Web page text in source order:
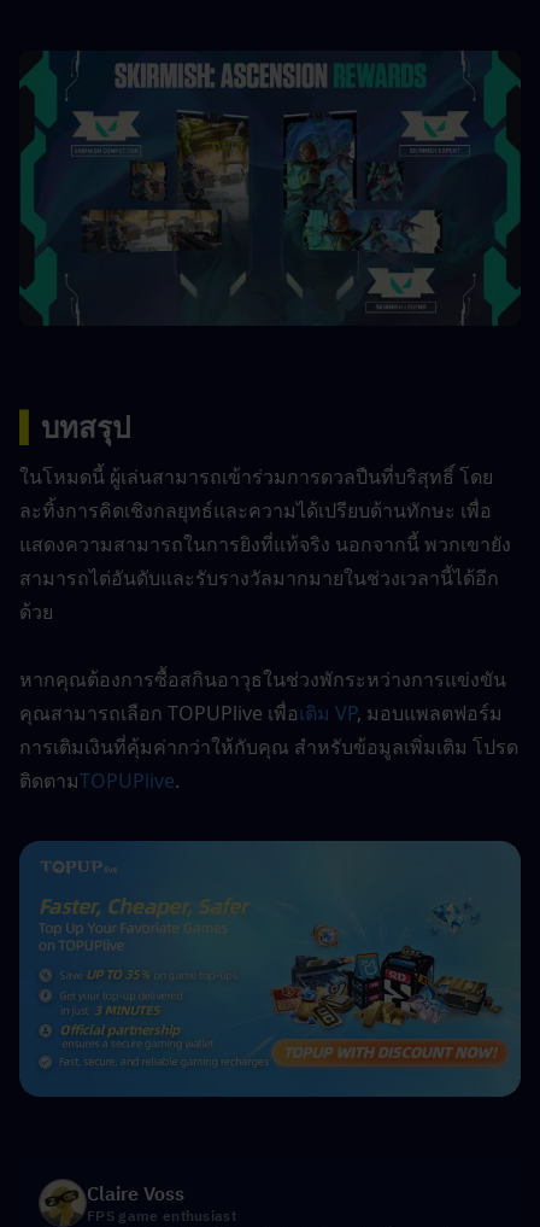
บทสรุป
ในโหมดนี้ ผู้เล่นสามารถเข้าร่วมการดวลปืนที่บริสุทธิ์ โดย
ละทิ้งการคิดเชิงกลยุทธ์และความได้เปรียบด้านทักษะ เพื่อ
แสดงความสามารถในการยิงที่แท้จริง นอกจากนี้ พวกเขายัง
สามารถไต่อันดับและรับรางวัลมากมายในช่วงเวลานี้ได้อีก
ด้วย
หากคุณต้องการซื้อสกินอาวุธในช่วงพักระหว่างการแข่งขัน
คุณสามารถเลือก TOPUPlive เพื่อเติม VP, มอบแพลตฟอร์ม
การเติมเงินที่คุ้มค่ากว่าให้กับคุณ สำหรับข้อมูลเพิ่มเติม โปรด
ติดตามTOPUPlive.
Claire Voss
FPS game enthusiast